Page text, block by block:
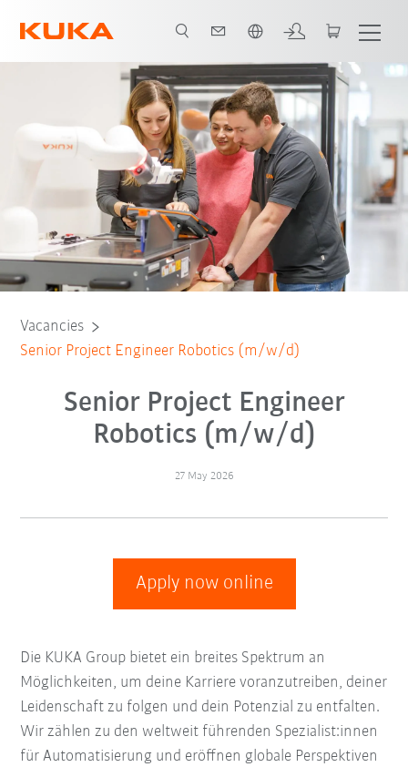
Vacancies
Senior Project Engineer Robotics (m/w/d)
Senior Project Engineer
Robotics (m/w/d)
27 May 2026
Apply now online
Die KUKA Group bietet ein breites Spektrum an
Möglichkeiten, um deine Karriere voranzutreiben, deiner
Leidenschaft zu folgen und dein Potenzial zu entfalten.
Wir zählen zu den weltweit führenden Spezialist:innen
für Automatisierung und eröffnen globale Perspektiven